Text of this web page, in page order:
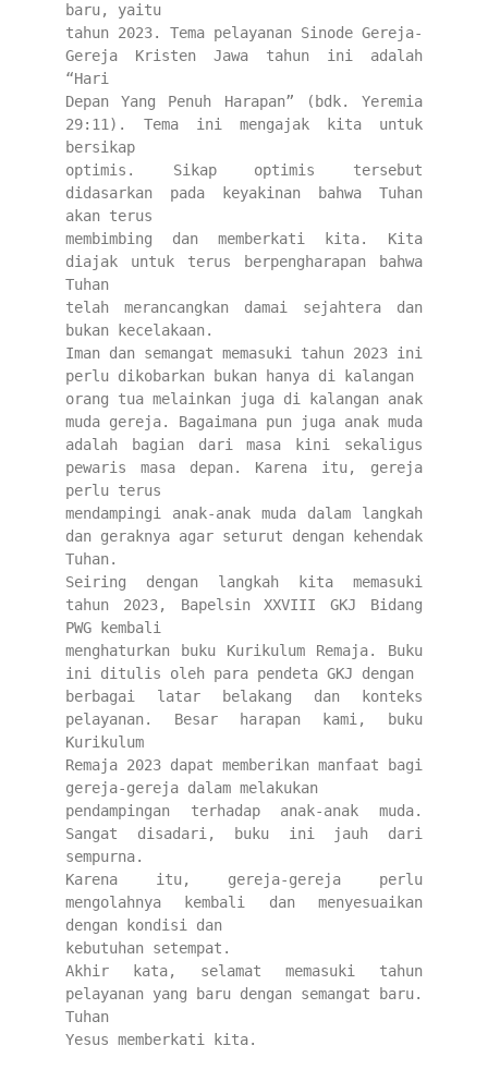
baru, yaitu
tahun 2023. Tema pelayanan Sinode Gereja-
Gereja Kristen Jawa tahun ini adalah
“Hari
Depan Yang Penuh Harapan” (bdk. Yeremia
29:11). Tema ini mengajak kita untuk
bersikap
optimis. Sikap optimis tersebut
didasarkan pada keyakinan bahwa Tuhan
akan terus
membimbing dan memberkati kita. Kita
diajak untuk terus berpengharapan bahwa
Tuhan
telah merancangkan damai sejahtera dan
bukan kecelakaan.
Iman dan semangat memasuki tahun 2023 ini
perlu dikobarkan bukan hanya di kalangan
orang tua melainkan juga di kalangan anak
muda gereja. Bagaimana pun juga anak muda
adalah bagian dari masa kini sekaligus
pewaris masa depan. Karena itu, gereja
perlu terus
mendampingi anak-anak muda dalam langkah
dan geraknya agar seturut dengan kehendak
Tuhan.
Seiring dengan langkah kita memasuki
tahun 2023, Bapelsin XXVIII GKJ Bidang
PWG kembali
menghaturkan buku Kurikulum Remaja. Buku
ini ditulis oleh para pendeta GKJ dengan
berbagai latar belakang dan konteks
pelayanan. Besar harapan kami, buku
Kurikulum
Remaja 2023 dapat memberikan manfaat bagi
gereja-gereja dalam melakukan
pendampingan terhadap anak-anak muda.
Sangat disadari, buku ini jauh dari
sempurna.
Karena itu, gereja-gereja perlu
mengolahnya kembali dan menyesuaikan
dengan kondisi dan
kebutuhan setempat.
Akhir kata, selamat memasuki tahun
pelayanan yang baru dengan semangat baru.
Tuhan
Yesus memberkati kita.